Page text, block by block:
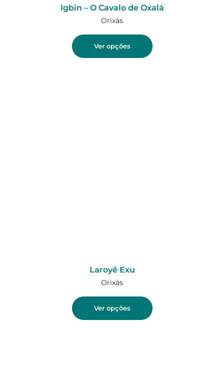
Igbin – O Cavalo de Oxalá
Orixás
Ver opções
Laroyê Exu
Orixás
Ver opções